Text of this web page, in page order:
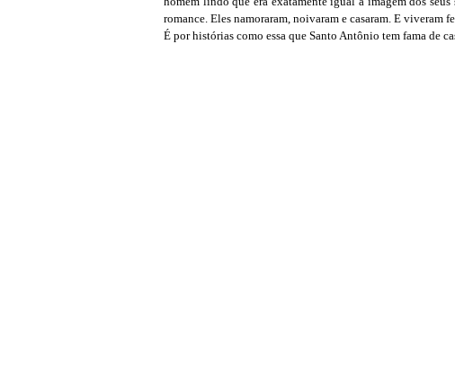
romance. Eles namoraram, noivaram e casaram. E viveram
É por histórias como essa que Santo Antônio tem fama de